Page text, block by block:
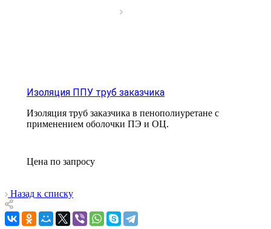
Изоляция ППУ труб заказчика
Изоляция труб заказчика в пенополиуретане с
применением оболочки ПЭ и ОЦ.
Цена по запросу
Назад к списку